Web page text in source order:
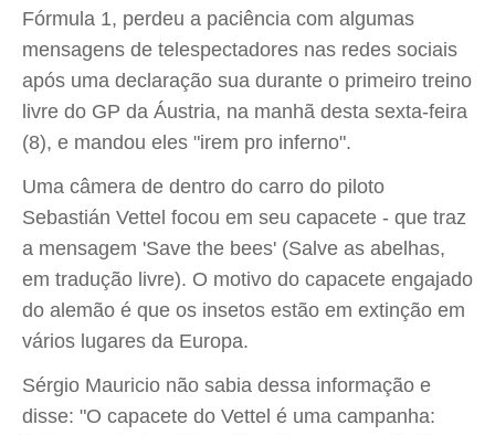
Fórmula 1, perdeu a paciência com algumas
mensagens de telespectadores nas redes sociais
após uma declaração sua durante o primeiro treino
livre do GP da Áustria, na manhã desta sexta-feira
(8), e mandou eles "irem pro inferno".
Uma câmera de dentro do carro do piloto
Sebastián Vettel focou em seu capacete - que traz
a mensagem 'Save the bees' (Salve as abelhas,
em tradução livre). O motivo do capacete engajado
do alemão é que os insetos estão em extinção em
vários lugares da Europa.
Sérgio Mauricio não sabia dessa informação e
disse: "O capacete do Vettel é uma campanha: